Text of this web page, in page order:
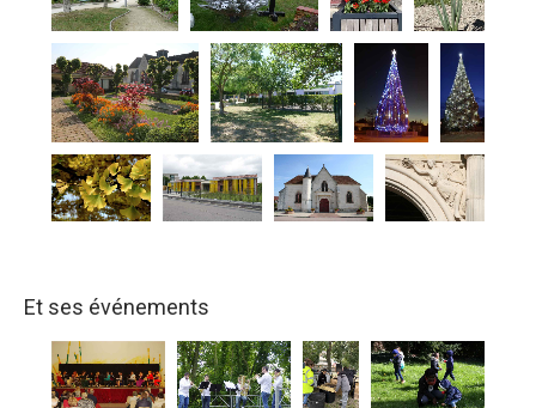
Et ses événements